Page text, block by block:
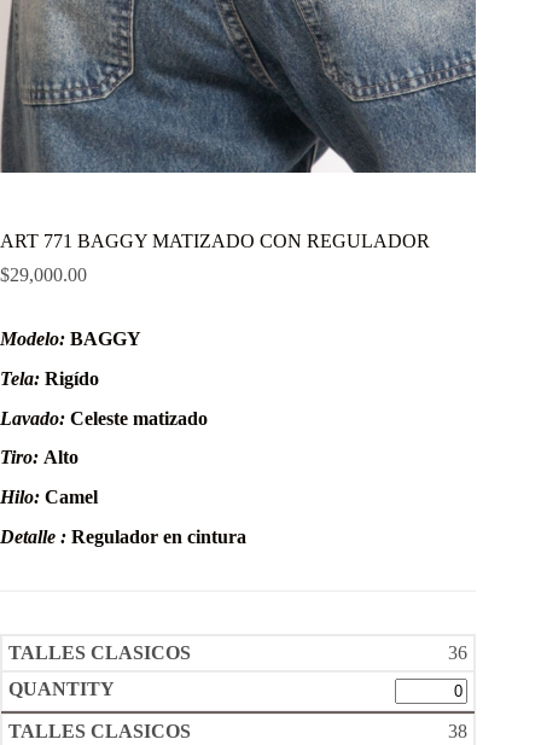
ART 771 BAGGY MATIZADO CON REGULADOR
$29,000.00
Modelo: BAGGY
Tela: Rigído
Lavado: Celeste matizado
Tiro: Alto
Hilo: Camel
Detalle : Regulador en cintura
36
38